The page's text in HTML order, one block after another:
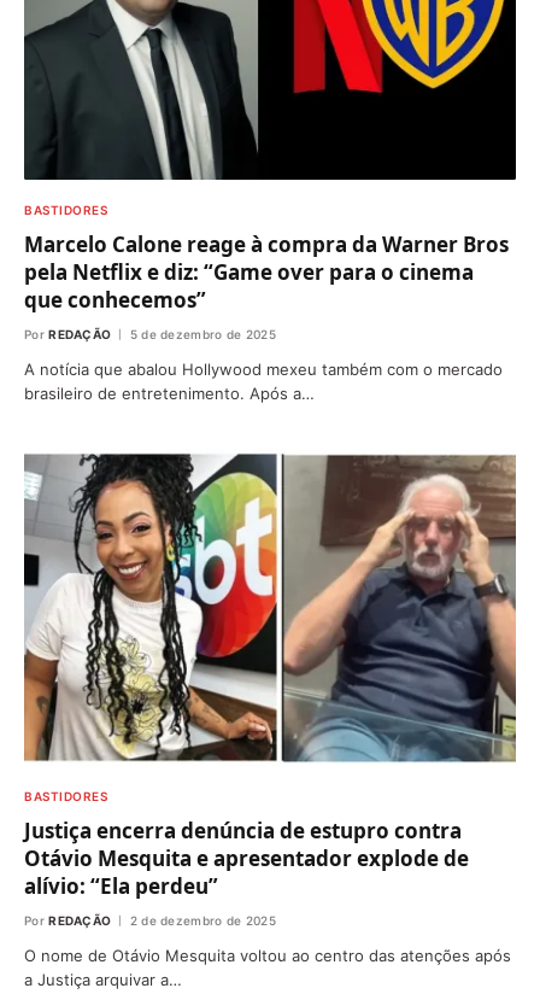
BASTIDORES
Marcelo Calone reage à compra da Warner Bros
pela Netflix e diz: “Game over para o cinema
que conhecemos”
Por REDAÇÃO 5 de dezembro de 2025
A notícia que abalou Hollywood mexeu também com o mercado
brasileiro de entretenimento. Após a…
BASTIDORES
Justiça encerra denúncia de estupro contra
Otávio Mesquita e apresentador explode de
alívio: “Ela perdeu”
Por REDAÇÃO 2 de dezembro de 2025
O nome de Otávio Mesquita voltou ao centro das atenções após
a Justiça arquivar a…